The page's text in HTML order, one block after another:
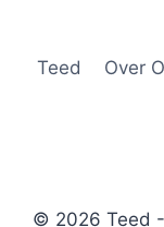
Teed Over
© 2026 Teed